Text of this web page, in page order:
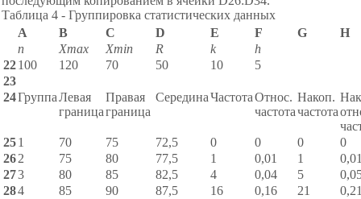
Таблица 4 - Группировка статистических данных
A
B C D E F G
H
n
Xmax Xmin R k
h
22100 120 70 50 10
5
23
24ГруппаЛевая
граница
Правая
граница
СерединаЧастотаОтнос.
частота
Накоп.
частота
251 70 75 72,5 0 0 0
0
262 75 80 77,5 1 0,01 1
273 80 85 82,5 4 0,04 5
284 85 90 87,5 16 0,16 21